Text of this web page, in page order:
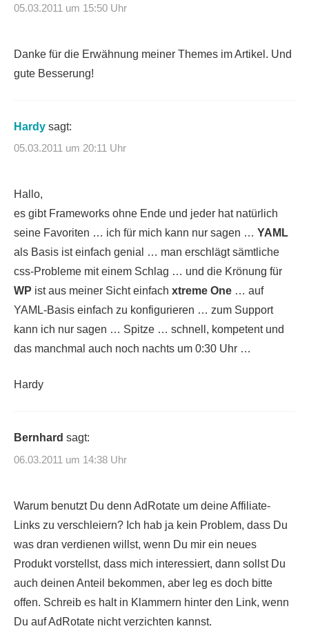
05.03.2011 um 15:50 Uhr
Danke für die Erwähnung meiner Themes im Artikel. Und
gute Besserung!
Hardy sagt:
05.03.2011 um 20:11 Uhr
Hallo,
es gibt Frameworks ohne Ende und jeder hat natürlich
seine Favoriten … ich für mich kann nur sagen … YAML
als Basis ist einfach genial … man erschlägt sämtliche
css-Probleme mit einem Schlag … und die Krönung für
WP ist aus meiner Sicht einfach xtreme One … auf
YAML-Basis einfach zu konfigurieren … zum Support
kann ich nur sagen … Spitze … schnell, kompetent und
das manchmal auch noch nachts um 0:30 Uhr …
Hardy
Bernhard sagt:
06.03.2011 um 14:38 Uhr
Warum benutzt Du denn AdRotate um deine Affiliate-
Links zu verschleiern? Ich hab ja kein Problem, dass Du
was dran verdienen willst, wenn Du mir ein neues
Produkt vorstellst, dass mich interessiert, dann sollst Du
auch deinen Anteil bekommen, aber leg es doch bitte
offen. Schreib es halt in Klammern hinter den Link, wenn
Du auf AdRotate nicht verzichten kannst.